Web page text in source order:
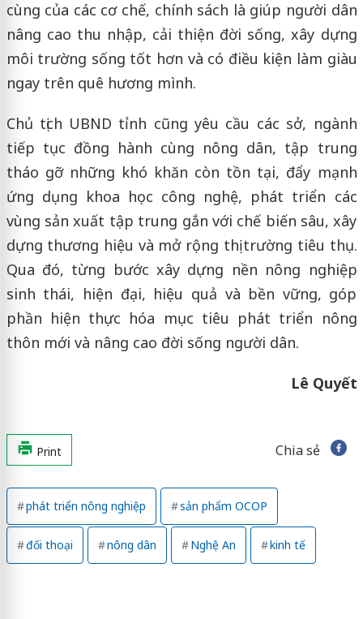
cùng của các cơ chế, chính sách là giúp người dân
nâng cao thu nhập, cải thiện đời sống, xây dựng
môi trường sống tốt hơn và có điều kiện làm giàu
ngay trên quê hương mình.
Chủ tịch UBND tỉnh cũng yêu cầu các sở, ngành
tiếp tục đồng hành cùng nông dân, tập trung
tháo gỡ những khó khăn còn tồn tại, đẩy mạnh
ứng dụng khoa học công nghệ, phát triển các
vùng sản xuất tập trung gắn với chế biến sâu, xây
dựng thương hiệu và mở rộng thị trường tiêu thụ.
Qua đó, từng bước xây dựng nền nông nghiệp
sinh thái, hiện đại, hiệu quả và bền vững, góp
phần hiện thực hóa mục tiêu phát triển nông
thôn mới và nâng cao đời sống người dân.
Lê Quyết
Print Chia sẻ
phát triển nông nghiệp sản phẩm OCOP
đối thoại nông dân Nghệ An kinh tế